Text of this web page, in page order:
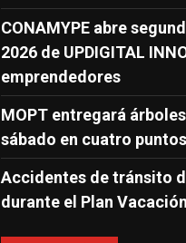
CONAMYPE abre
2026 de UPDIGITAL
emprendedores
MOPT entregará
sábado en cuatro
Accidentes de tránsito
durante el Plan Vacación